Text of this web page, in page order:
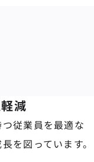
減
従業員を最適な
を図っています。